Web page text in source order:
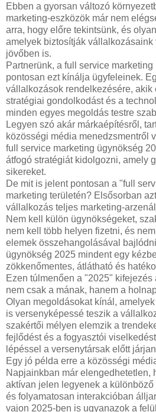
Ebben a gyorsan változó
marketing-eszközök már nem
arra, hogy előre tekintsünk, és
amelyek biztosítják vállalkozásaink
jövőben is.
Partnerünk, a full service
pontosan ezt kínálja ügyfeleinek.
vállalkozások rendelkezésére, akik
stratégiai gondolkodást és a
minden egyes megoldás testre
Legyen szó akár márkaépítésről,
közösségi média menedzsmentről
full service marketing ügynökség
átfogó stratégiát kidolgozni, amely
sikereket.
De mit is jelent pontosan a "full
marketing területén? Elsősorban
vállalkozás teljes marketing-
Nem kell külön ügynökségeket,
nem kell több helyen fizetni, és
elemek összehangolásával
ügynökség 2025 mindent egy
zökkenőmentes, átlátható és
Ezen túlmenően a "2025" kifejezés
nem csak a mának, hanem a
Olyan megoldásokat kínál,
is versenyképessé teszik a
szakértői mélyen elemzik a
fejlődést és a fogyasztói
lépéssel a versenytársak előtt
Egy jó példa erre a közösségi
Napjainkban már elengedhetetlen,
aktívan jelen legyenek a
és folyamatosan interakcióban
vajon 2025-ben is ugyanazok a